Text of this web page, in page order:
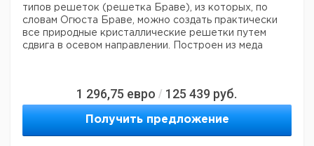
типов решеток (решетка Браве), из которых, по
словам Огюста Браве, можно создать практически
все природные кристаллические решетки путем
сдвига в осевом направлении. Построен из меда
1 296,75 евро / 125 439 руб.
Получить предложение